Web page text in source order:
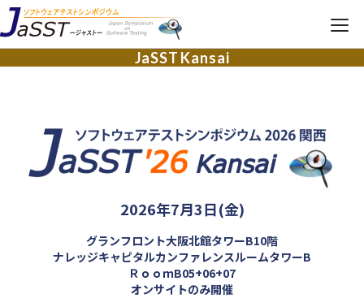
開催概要
各種募集・その他
参加お申し込み
JaSST Kansai
2026年7月3日(金)
グランフロント大阪北館タワーB10階
ナレッジキャピタルカンファレンスルームタワーB
ＲｏｏｍB05+06+07
オンサイトのみ開催